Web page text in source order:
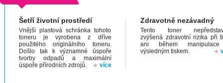
Šetří životní prostředí
Vnější plastová schránka tohoto
toneru je vyrobena z dříve
použitého originálního toneru.
Došlo tak k významné úspoře
tvorby odpadů a maximální
úspoře přírodních zdrojů.
více
Zdravotně nezávadný
Tento toner
zvýšená zdravotní rizika při
ani během
výsledným tiskem.